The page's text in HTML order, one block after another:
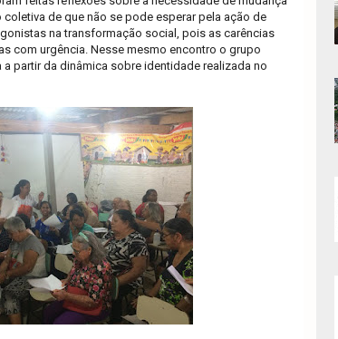
de que não se pode esperar pela ação de
na transformação social, pois as carências
com urgência. Nesse mesmo encontro o grupo
partir da dinâmica sobre identidade realizada no